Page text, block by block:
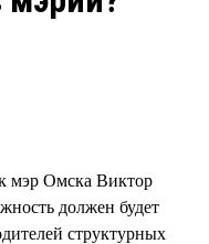
Блоги
мэр Омска Виктор
должен будет
структурных